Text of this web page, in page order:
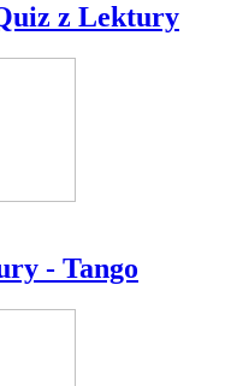
z Lektury
- Tango